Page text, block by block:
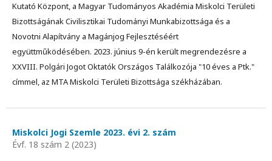
Kutató Központ, a Magyar Tudományos Akadémia Miskolci Területi
Bizottságának Civilisztikai Tudományi Munkabizottsága és a
Novotni Alapítvány a Magánjog Fejlesztéséért
együttműködésében. 2023. június 9-én került megrendezésre a
XXVIII. Polgári Jogot Oktatók Országos Találkozója "10 éves a Ptk."
címmel, az MTA Miskolci Területi Bizottsága székházában.
Miskolci Jogi Szemle 2023. évi 2. szám
Évf. 18 szám 2 (2023)